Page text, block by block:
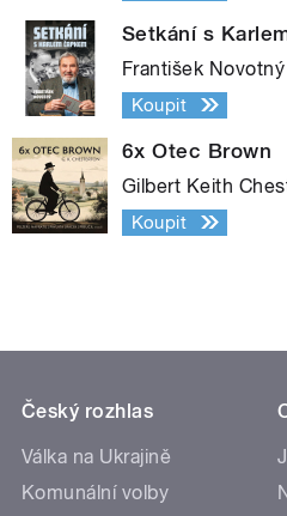
Setkání s
František Novotný
Koupit
6x Otec Brown
Gilbert Keith
Koupit
Český rozhlas
Válka na Ukrajině
Komunální volby